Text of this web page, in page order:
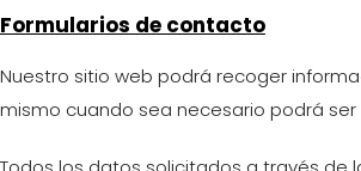
Formularios de contacto
Nuestro sitio web podrá recoger
mismo cuando sea necesario podrá